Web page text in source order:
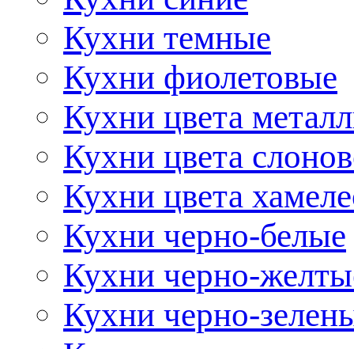
Кухни темные
Кухни фиолетовые
Кухни цвета
Кухни цвета
Кухни цвета
Кухни черно-белые
Кухни черно-
Кухни черно-